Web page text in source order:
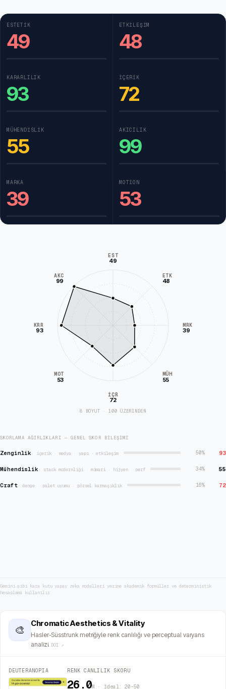
ESTETIK
49
ETKILEŞIM
48
KARARLILIK
93
İÇERIK
72
MÜHENDISLIK
55
AKICILIK
99
MARKA
39
MOTION
53
EST
49
ETK
48
MRK
39
MÜH
55
İÇR
72
MOT
53
KRR
93
AKC
99
8 BOYUT · 100 ÜZERİNDEN
SKORLAMA AĞIRLIKLARI — GENEL SKOR BILEŞIMI
Zenginlik · içerik · medya · yapı · etkileşim 50% 93
Mühendislik · stack modernliği · mimari · hijyen · perf 34% 55
Craft·denge · palet uyumu · görsel karmaşıklık 16% 72
Gemini gibi kara kutu yapay zeka modelleri yerine akademik formüller ve deterministik
hesaplama kullanılır.
🎨
Chromatic Aesthetics & Vitality
Hasler-Süsstrunk metriğiyle renk canlılığı ve perceptual varyans
analizi. DOI ↗
DEUTERANOPIA RENK CANLILIK SKORU
26.0M · İdeal: 20–50